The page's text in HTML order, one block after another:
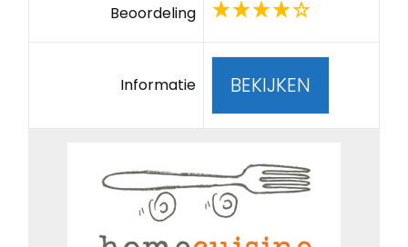
Beoordeling
Informatie BEKIJKEN